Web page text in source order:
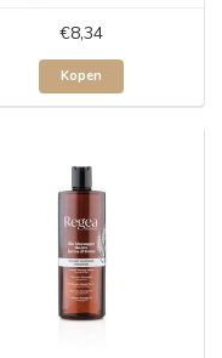
€8,34
Kopen